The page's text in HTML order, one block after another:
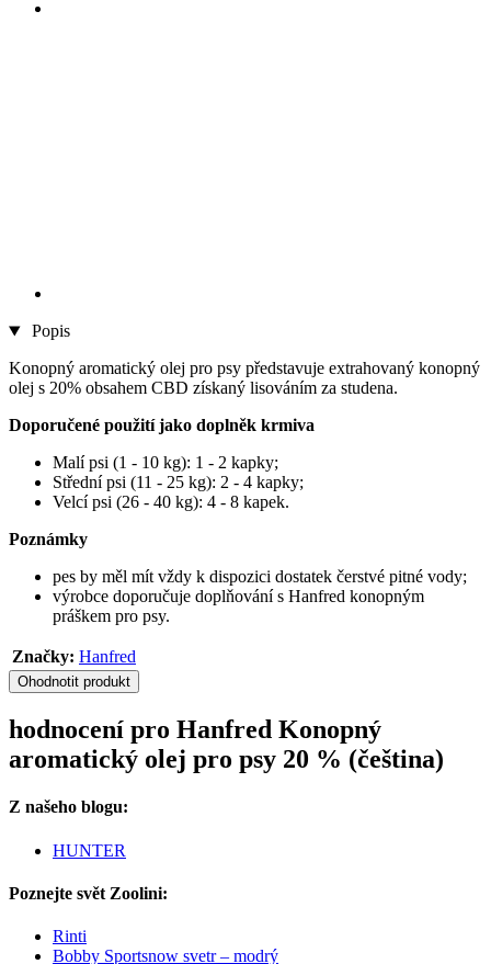
Popis
Konopný aromatický olej pro psy představuje extrahovaný konopný
olej s 20% obsahem CBD získaný lisováním za studena.
Doporučené použití jako doplněk krmiva
Malí psi (1 - 10 kg): 1 - 2 kapky;
Střední psi (11 - 25 kg): 2 - 4 kapky;
Velcí psi (26 - 40 kg): 4 - 8 kapek.
Poznámky
pes by měl mít vždy k dispozici dostatek čerstvé pitné vody;
výrobce doporučuje doplňování s Hanfred konopným
práškem pro psy.
Značky: Hanfred
Ohodnotit produkt
hodnocení pro Hanfred Konopný
aromatický olej pro psy 20 % (čeština)
Z našeho blogu:
HUNTER
Poznejte svět Zoolini:
Rinti
Bobby Sportsnow svetr – modrý